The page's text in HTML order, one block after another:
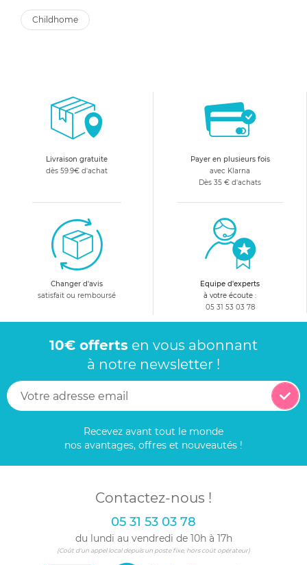
childhome
Livraison gratuite
dès 59.9€ d'achat
Payer en plusieurs fois
avec Klarna
Dès 35 € d'achats
Changer d'avis
satisfait ou remboursé
Equipe d'experts
à votre écoute :
05 31 53 03 78
10€ offerts en vous abonnant
à notre newsletter !
Recevez avant tout le monde
nos avantages, offres et nouveautés !
Contactez-nous !
05 31 53 03 78
du lundi au vendredi de 10h à 17h
(Coût d'un appel local depuis un poste fixe, hors coût opérateur)